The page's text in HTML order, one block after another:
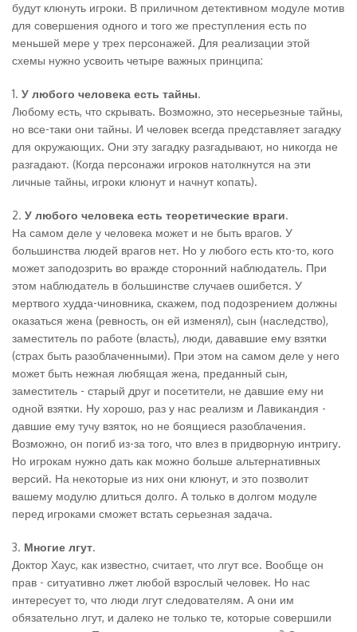
будут клюнуть игроки. В приличном детективном модуле мотив
для совершения одного и того же преступления есть по
меньшей мере у трех персонажей. Для реализации этой
схемы нужно усвоить четыре важных принципа:
1. У любого человека есть тайны.
Любому есть, что скрывать. Возможно, это несерьезные тайны,
но все-таки они тайны. И человек всегда представляет загадку
для окружающих. Они эту загадку разгадывают, но никогда не
разгадают. (Когда персонажи игроков натолкнутся на эти
личные тайны, игроки клюнут и начнут копать).
2. У любого человека есть теоретические враги.
На самом деле у человека может и не быть врагов. У
большинства людей врагов нет. Но у любого есть кто-то, кого
может заподозрить во вражде сторонний наблюдатель. При
этом наблюдатель в большинстве случаев ошибется. У
мертвого худда-чиновника, скажем, под подозрением должны
оказаться жена (ревность, он ей изменял), сын (наследство),
заместитель по работе (власть), люди, дававшие ему взятки
(страх быть разоблаченными). При этом на самом деле у него
может быть нежная любящая жена, преданный сын,
заместитель - старый друг и посетители, не давшие ему ни
одной взятки. Ну хорошо, раз у нас реализм и Лавикандия -
давшие ему тучу взяток, но не боящиеся разоблачения.
Возможно, он погиб из-за того, что влез в придворную интригу.
Но игрокам нужно дать как можно больше альтернативных
версий. На некоторые из них они клюнут, и это позволит
вашему модулю длиться долго. А только в долгом модуле
перед игроками сможет встать серьезная задача.
3. Многие лгут.
Доктор Хаус, как известно, считает, что лгут все. Вообще он
прав - ситуативно лжет любой взрослый человек. Но нас
интересует то, что люди лгут следователям. А они им
обязательно лгут, и далеко не только те, которые совершили